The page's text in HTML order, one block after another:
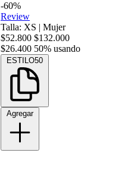
-60%
Review
Talla: XS | Mujer
$52.800 $132.000
$26.400 50% usando
ESTILO50
Agregar